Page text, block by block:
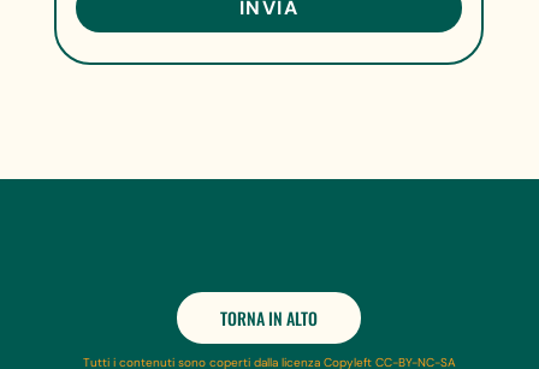
TORNA IN ALTO
Tutti i contenuti sono coperti dalla licenza Copyleft CC-BY-NC-SA